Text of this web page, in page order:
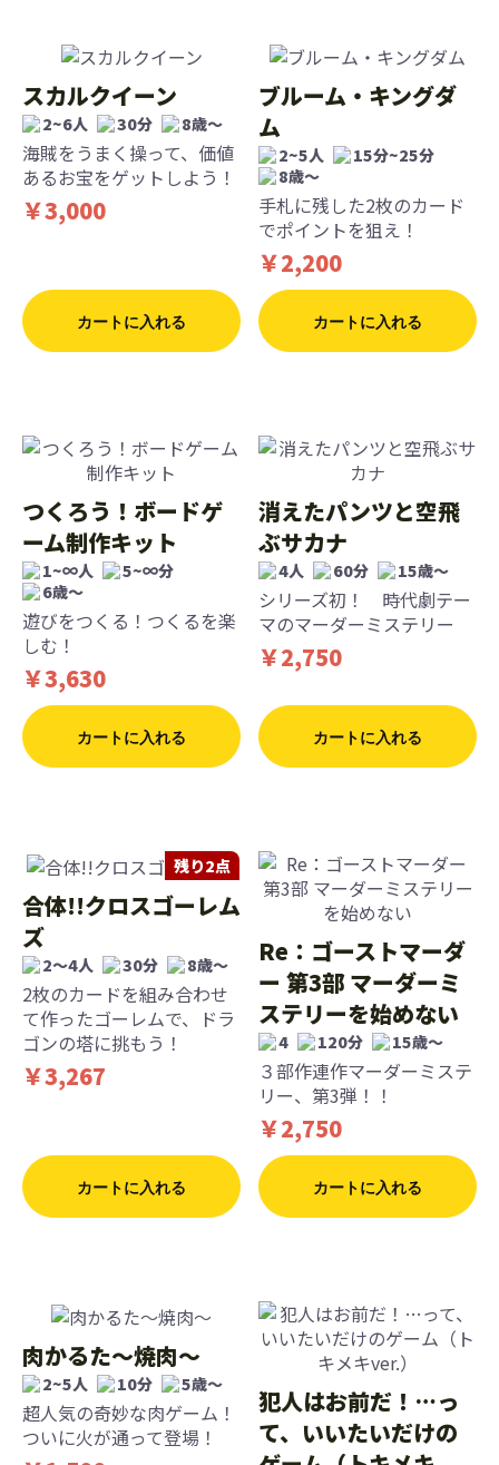
スカルクイーン
2~6人 30分 8歳〜
海賊をうまく操って、価値
あるお宝をゲットしよう！
￥3,000
カートに入れる
ブルーム・キングダ
ム
2~5人
15分~25分
8歳〜
手札に残した2枚のカード
でポイントを狙え！
￥2,200
カートに入れる
つくろう！ボードゲ
ーム制作キット
1~∞人
5~∞分
6歳〜
遊びをつくる！つくるを楽
しむ！
￥3,630
カートに入れる
消えたパンツと空飛
ぶサカナ
4人 60分 15歳〜
シリーズ初！ 時代劇テー
マのマーダーミステリー
￥2,750
カートに入れる
残り2点
合体!!クロスゴーレム
ズ
2〜4人 30分 8歳〜
2枚のカードを組み合わせ
て作ったゴーレムで、ドラ
ゴンの塔に挑もう！
￥3,267
カートに入れる
Re：ゴーストマーダ
ー 第3部 マーダーミ
ステリーを始めない
4 120分 15歳〜
３部作連作マーダーミステ
リー、第3弾！！
￥2,750
カートに入れる
肉かるた〜焼肉〜
2~5人 10分 5歳〜
超人気の奇妙な肉ゲーム！
ついに火が通って登場！
犯人はお前だ！…っ
て、いいたいだけの